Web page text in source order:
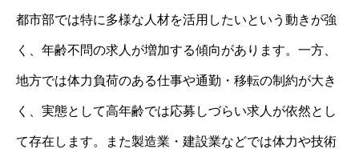
都市部では特に多様な人材を活用したいという動きが強
く、年齢不問の求人が増加する傾向があります。一方、
地方では体力負荷のある仕事や通勤・移転の制約が大き
く、実態として高年齢では応募しづらい求人が依然とし
て存在します。また製造業・建設業などでは体力や技術